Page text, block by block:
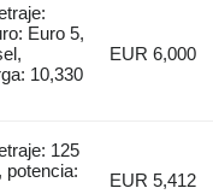
Euro 5,
10,330
EUR 6,000
125
potencia:
EUR 5,412